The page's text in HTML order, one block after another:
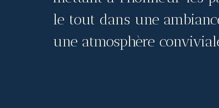
le tout dans une
une atmosphère